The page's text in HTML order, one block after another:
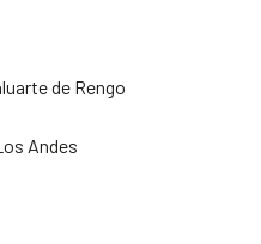
de Rengo
Andes